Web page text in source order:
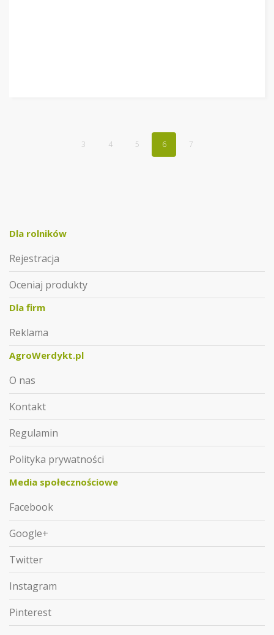
3 4 5 6 7
Dla rolników
Rejestracja
Oceniaj produkty
Dla firm
Reklama
AgroWerdykt.pl
O nas
Kontakt
Regulamin
Polityka prywatności
Media społecznościowe
Facebook
Google+
Twitter
Instagram
Pinterest